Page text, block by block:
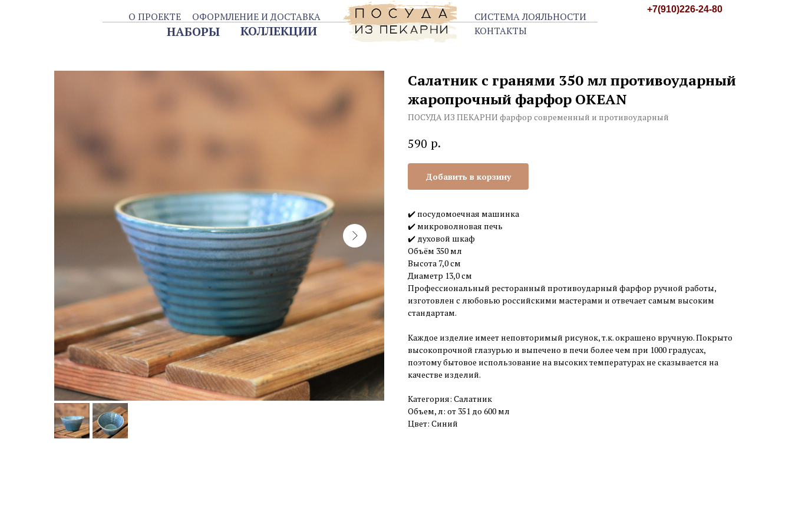
КОЛЛЕКЦИИ
НАБОРЫ КОНТАКТЫ
О ПРОЕКТЕ ОФОРМЛЕНИЕ И ДОСТАВКА СИСТЕМА ЛОЯЛЬНОСТИ
Салатник с гранями 350 мл противоударный
жаропрочный фарфор OKEAN
ПОСУДА ИЗ ПЕКАРНИ фарфор современный и противоударный
590 р.
Добавить в корзину
✔️ посудомоечная машинка
✔️ микроволновая печь
✔️ духовой шкаф
Объём 350 мл
Высота 7,0 см
Диаметр 13,0 см
Профессиональный ресторанный противоударный фарфор ручной работы,
изготовлен с любовью российскими мастерами и отвечает самым высоким
стандартам.
Каждое изделие имеет неповторимый рисунок, т.к. окрашено вручную. Покрыто
высокопрочной глазурью и выпечено в печи более чем при 1000 градусах,
поэтому бытовое использование на высоких температурах не сказывается на
качестве изделий.
Категория: Салатник
Объем, л: от 351 до 600 мл
Цвет: Синий